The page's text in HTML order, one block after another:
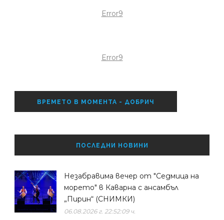
Error9
Error9
ВРЕМЕТО В МОМЕНТА - ДОБРИЧ
ПОСЛЕДНИ НОВИНИ
Незабравима вечер от "Седмица на
морето" в Каварна с ансамбъл
„Пирин“ (СНИМКИ)
06.08.2026 г. 22:52:09 ч.